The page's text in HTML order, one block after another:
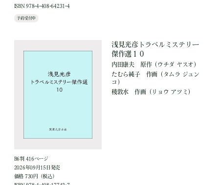
ISBN 978-4-408-64231-4
予約受付中
B6判 416ページ
2026年09月15日発売
価格 730円（税込）
浅見光彦トラベルミステリー
傑作選１０
内田康夫 原作（ウチダ ヤスオ）
たむら純子
作画（タムラ ジュン
コ）
稜敦水
作画（リョウ アツミ）